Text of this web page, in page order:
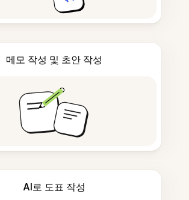
메모 작성 및 초안 작성
AI로 도표 작성